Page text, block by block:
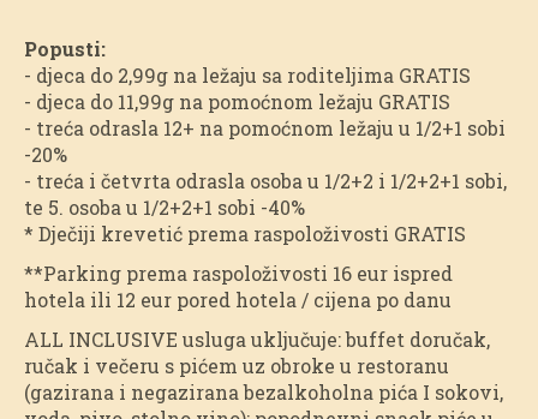
Popusti:
- djeca do 2,99g na ležaju sa roditeljima GRATIS
- djeca do 11,99g na pomoćnom ležaju GRATIS
- treća odrasla 12+ na pomoćnom ležaju u 1/2+1 sobi
-20%
- treća i četvrta odrasla osoba u 1/2+2 i 1/2+2+1 sobi,
te 5. osoba u 1/2+2+1 sobi -40%
* Dječiji krevetić prema raspoloživosti GRATIS
**Parking prema raspoloživosti 16 eur ispred
hotela ili 12 eur pored hotela / cijena po danu
ALL INCLUSIVE usluga uključuje: buffet doručak,
ručak i večeru s pićem uz obroke u restoranu
(gazirana i negazirana bezalkoholna pića I sokovi,